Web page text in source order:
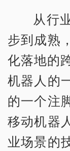
从行
步到成熟
化落地的
机器人的
的一个注
移动机器
业场景的